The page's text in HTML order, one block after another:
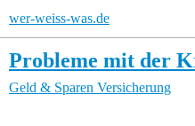
wer-weiss-was.de
Probleme mit der
Geld & Sparen Versicherung